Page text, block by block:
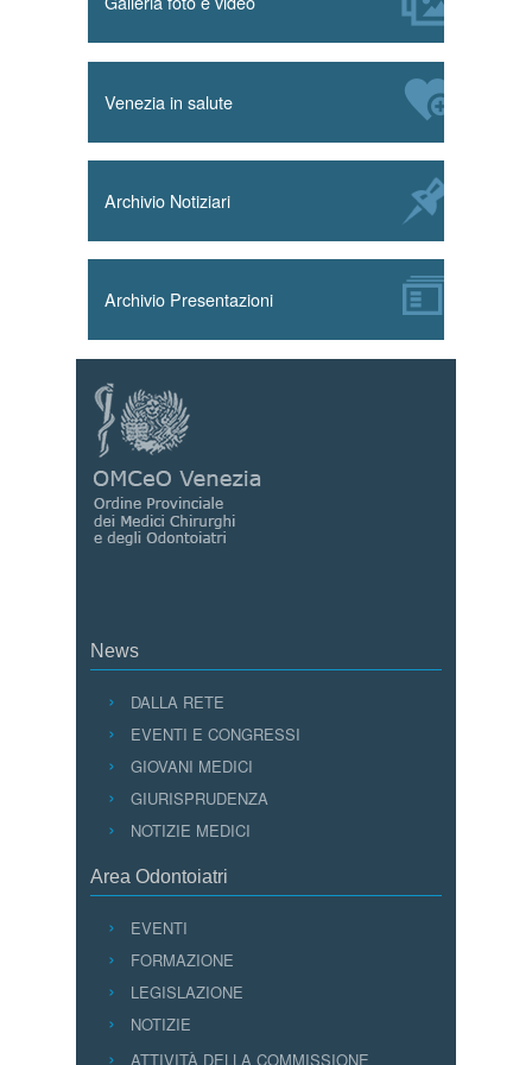
Venezia in salute
Archivio Notiziari
Archivio Presentazioni
News
DALLA RETE
EVENTI E CONGRESSI
GIOVANI MEDICI
GIURISPRUDENZA
NOTIZIE MEDICI
Area Odontoiatri
EVENTI
FORMAZIONE
LEGISLAZIONE
NOTIZIE
ATTIVITÀ DELLA COMMISSIONE